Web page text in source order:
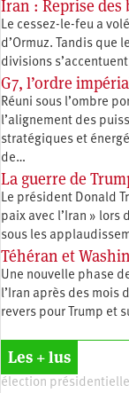
Iran : Reprise
Le cessez-le-feu a
d’Ormuz. Tandis que
divisions
G7, l’ordre
Réuni sous l’ombre
l’alignement des
stratégiques et
de…
La guerre de
Le président Donald
paix avec l’Iran » lors
sous les
Téhéran et
Une nouvelle phase
l’Iran après des mois
revers pour Trump et
Les + lus
élection présidentielle